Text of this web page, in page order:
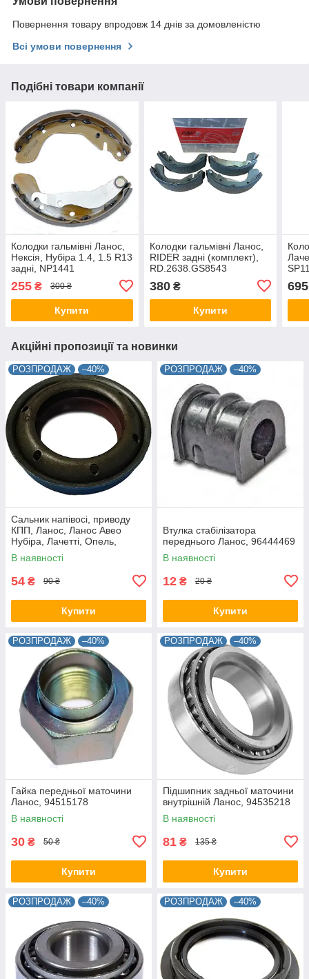
Повернення товару впродовж 14 днів за домовленістю
Всі умови повернення
Подібні товари компанії
Колодки гальмівні Ланос,
Нексія, Нубіра 1.4, 1.5 R13
задні, NP1441
255 ₴ 300 ₴
Купити
Колодки гальмівні Ланос,
RIDER задні (комплект),
RD.2638.GS8543
380₴
Купити
695
Акційні пропозиції та новинки
РОЗПРОДАЖ –40%
Сальник напівосі, приводу
КПП, Ланос, Ланос Авео
Нубіра, Лачетті, Опель,
35х55/61х10/15, 90182166
В наявності
54 ₴ 90 ₴
Купити
РОЗПРОДАЖ –40%
Втулка стабілізатора
переднього Ланос, 96444469
В наявності
12 ₴ 20 ₴
Купити
РОЗПРОДАЖ –40%
Гайка передньої маточини
Ланос, 94515178
В наявності
30 ₴ 50 ₴
Купити
РОЗПРОДАЖ –40%
Підшипник задньої маточини
внутрішній Ланос, 94535218
В наявності
81 ₴ 135 ₴
Купити
РОЗПРОДАЖ –40% РОЗПРОДАЖ –40%